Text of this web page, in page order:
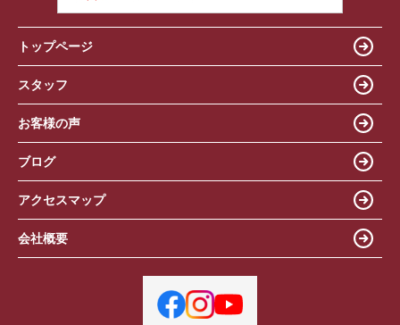
トップページ
スタッフ
お客様の声
ブログ
アクセスマップ
会社概要